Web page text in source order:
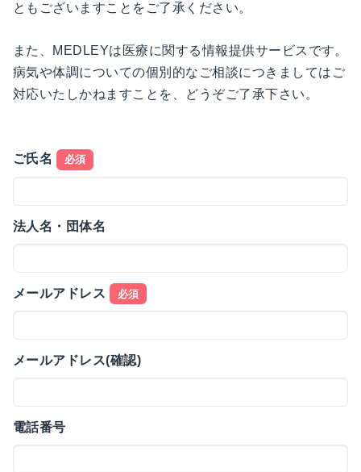
ともございますことをご了承ください。
また、MEDLEYは医療に関する情報提供サービスです。
病気や体調についての個別的なご相談につきましてはご
対応いたしかねますことを、どうぞご了承下さい。
ご氏名 必須
法人名・団体名
メールアドレス 必須
メールアドレス(確認)
電話番号